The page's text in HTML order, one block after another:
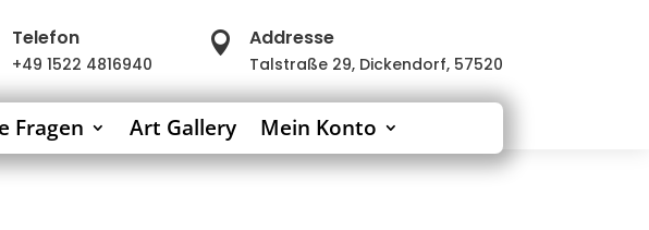
Telefon
+49 1522 4816940
 Addresse
Talstraße 29, Dickendorf, 57520
Fragen Art Gallery Mein Konto